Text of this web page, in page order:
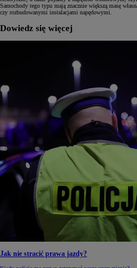
Samochody tego typu mają znacznie większą masę
czy rozbudowanymi instalacjami napędowymi.
Dowiedz się więcej
Jak nie stracić prawa jazdy?